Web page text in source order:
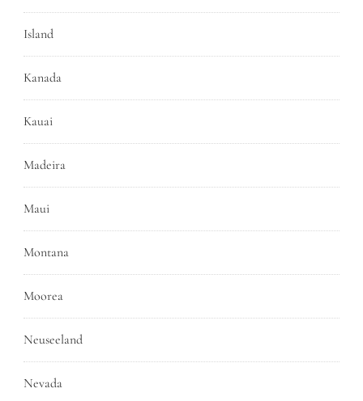
Island
Kanada
Kauai
Madeira
Maui
Montana
Moorea
Neuseeland
Nevada